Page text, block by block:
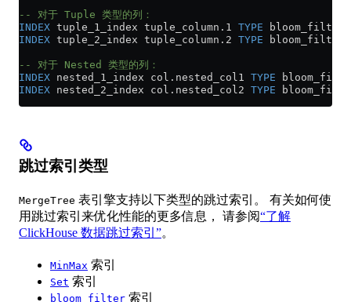
-- 对于 Tuple 类型的列：
INDEX tuple_1_index tuple_column . 1 TYPE bloom_filter
INDEX tuple_2_index tuple_column . 2 TYPE bloom_filter
-- 对于 Nested 类型的列：
INDEX nested_1_index col . nested_col1 TYPE
INDEX nested_2_index col . nested_col2 TYPE
跳过索引类型
MergeTree 表引擎支持以下类型的跳过索引。 有关如何使
用跳过索引来优化性能的更多信息， 请参阅“了解
ClickHouse 数据跳过索引”。
MinMax 索引
Set 索引
bloom_filter 索引